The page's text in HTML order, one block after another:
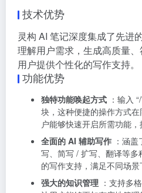
技术优势
灵构 AI 笔记深度集成了先进
理解用户需求，生成高质量
用户提供个性化的写作支持。
功能优势
独特功能唤起方式 ：输入
块，这种便捷的操作方式
户能够快速开启所需功能，
全面的 AI 辅助写作 ：涵
写、简写 / 扩写、翻译等
的写作支持，满足不同场景
强大的知识管理 ：支持多